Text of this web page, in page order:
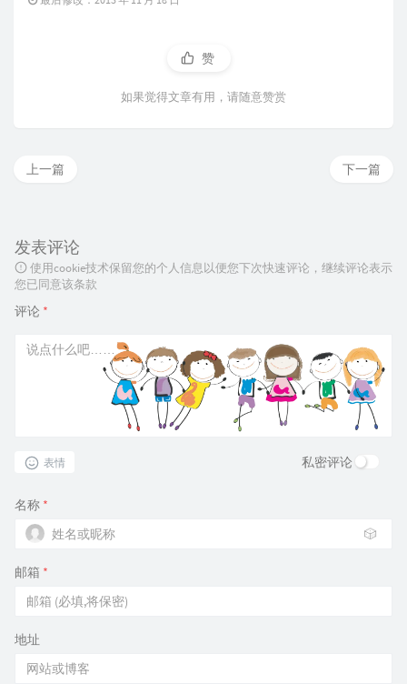
赞
如果觉得文章有用，请随意赞赏
下一篇
上一篇
发表评论
使用cookie技术保留您的个人信息以便您下次快速评论，继续评论表示
您已同意该条款
评论 *
表情 私密评论
名称 *
🎲
邮箱 *
地址